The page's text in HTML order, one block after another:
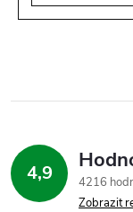
4,9
4216
Zobrazit